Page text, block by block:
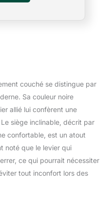
blessures au genou
ou lire, sans
: ajustez facilement la
à la volée
besoin d'arrêter votre
de vous lever.
à vos côtés En
réglables en
grand espace pour
confortable pour
m. Entraînement
différents
le haut et le bas
couché se distingue par
Sa couleur noire
allié lui confèrent une
siège inclinable, décrit par
confortable, est un atout
noté que le levier qui
ce qui pourrait nécessiter
tout inconfort lors des